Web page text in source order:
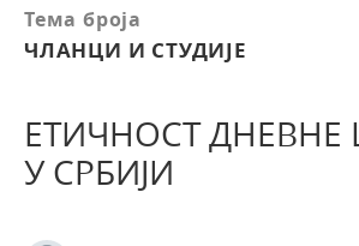
Тема броја
ЧЛАНЦИ И СТУДИЈЕ
ЕТИЧНОСТ
У СРБИЈИ